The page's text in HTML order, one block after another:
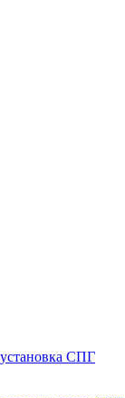
установка СПГ